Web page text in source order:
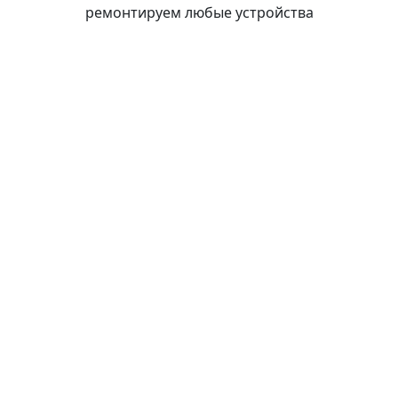
ремонтируем любые устройства